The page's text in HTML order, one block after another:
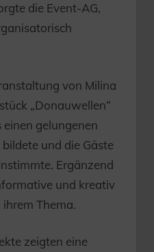
die Event-AG,
von Milina
„Donauwellen“
gelungenen
und die Gäste
Ergänzend
und kreativ
Thema.
zeigten eine